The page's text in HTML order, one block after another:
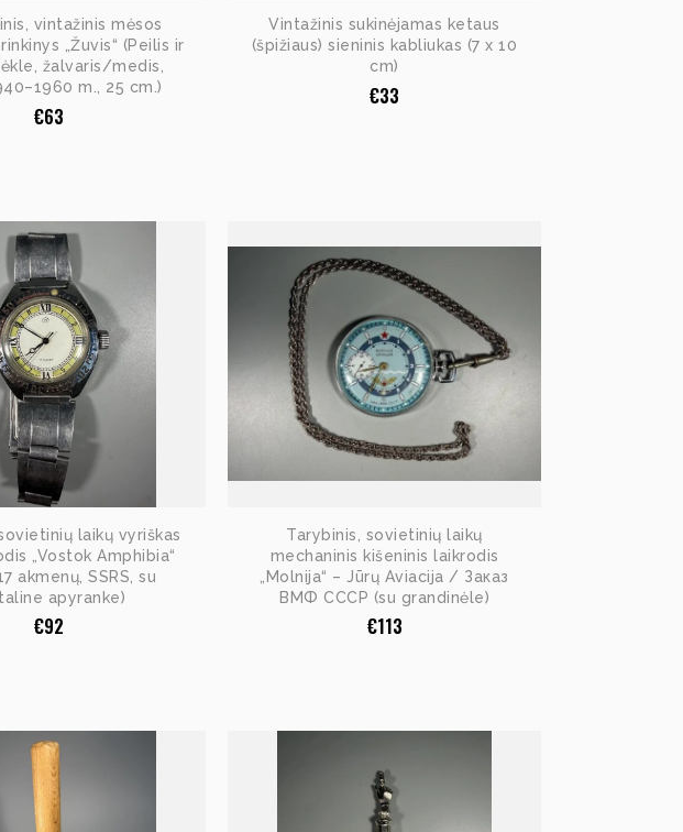
vintažinis mėsos
„Žuvis“ (Peilis ir
žalvaris/medis,
m., 25 cm.)
€63
Vintažinis sukinėjamas ketaus
(špižiaus) sieninis kabliukas (7 x 10
cm)
€33
laikų vyriškas
„Vostok Amphibia“
akmenų, SSRS, su
apyranke)
€92
Tarybinis, sovietinių laikų
mechaninis kišeninis laikrodis
„Molnija“ – Jūrų Aviacija / Заказ
ВМФ СССР (su grandinėle)
€113